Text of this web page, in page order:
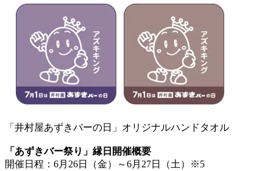
「井村屋あずきバーの日」オリジナルハンドタオル
「あずきバー祭り」縁日開催概要
開催日程：6月26日（金）～6月27日（土）※5